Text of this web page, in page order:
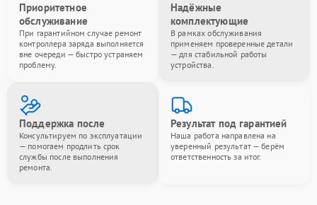
Приоритетное
обслуживание
При гарантийном случае ремонт
контроллера заряда выполняется
вне очереди — быстро устраняем
проблему.
Надёжные
комплектующие
В рамках обслуживания
применяем проверенные детали
— для стабильной работы
устройства.
Поддержка после
Консультируем по эксплуатации
— помогаем продлить срок
службы после выполнения
ремонта.
Результат под гарантией
Наша работа направлена на
уверенный результат — берём
ответственность за итог.